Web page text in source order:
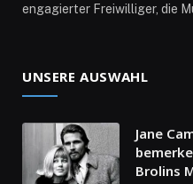
engagierter Freiwilliger, die
UNSERE AUSWAHL
Jane
Brolins